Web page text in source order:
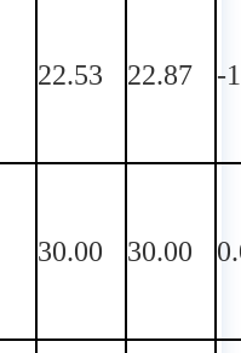
22.53 22.87 -
30.00 30.00